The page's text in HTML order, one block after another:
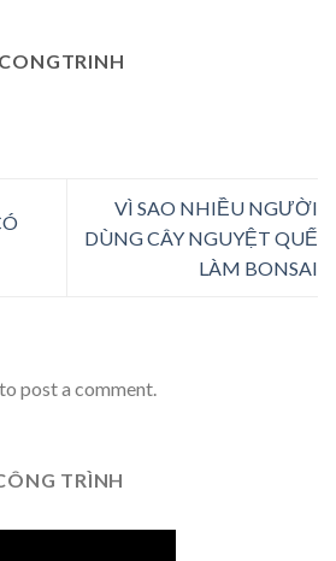
VÌ SAO NHIỀU NGƯỜI
DÙNG CÂY NGUYỆT QUẾ
LÀM BONSAI
to post a comment.
TRÌNH